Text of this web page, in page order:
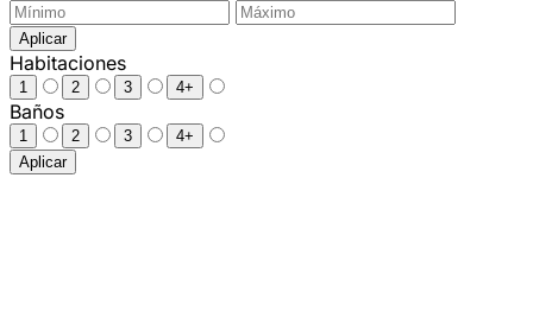
Aplicar
Habitaciones
1 2 3 4+
Baños
1 2 3
4+
Aplicar